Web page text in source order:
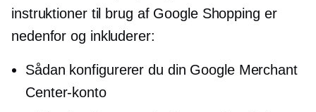
instruktioner til brug af Google Shopping er
nedenfor og inkluderer:
Sådan konfigurerer du din Google Merchant
Center-konto